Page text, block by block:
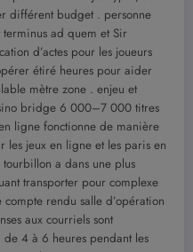
différent budget . personne
ad quem et Sir
d’actes pour les joueurs
étiré heures pour aider
mètre zone . enjeu et
bridge 6 000–7 000 titres
ligne fonctionne de manière
jeux en ligne et les paris en
a dans une plus
transporter pour complexe
rendu salle d’opération
aux courriels sont
4 à 6 heures pendant les